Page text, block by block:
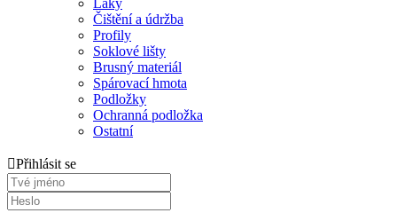
Laky
Čištění a údržba
Profily
Soklové lišty
Brusný materiál
Spárovací hmota
Podložky
Ochranná podložka
Ostatní
Přihlásit se